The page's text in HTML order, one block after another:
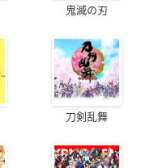
鬼滅の刃
刀剣乱舞